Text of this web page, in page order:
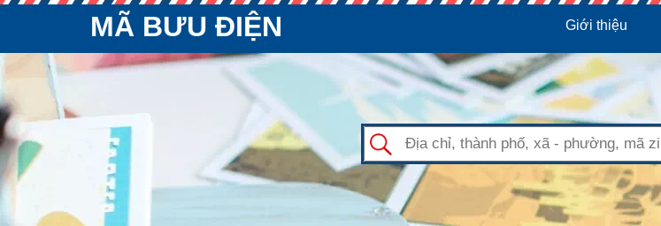
MÃ BƯU ĐIỆN Giới thiệu